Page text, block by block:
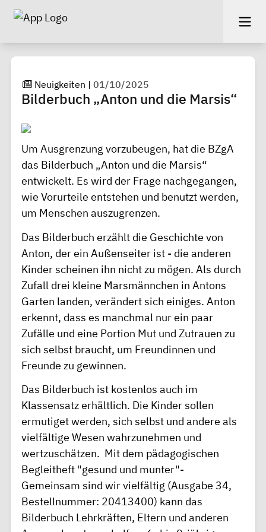
Neuigkeiten |01/10/2025
Bilderbuch „Anton und die Marsis“
Um Ausgrenzung vorzubeugen, hat die BZgA
das Bilderbuch „Anton und die Marsis“
entwickelt. Es wird der Frage nachgegangen,
wie Vorurteile entstehen und benutzt werden,
um Menschen auszugrenzen.
Das Bilderbuch erzählt die Geschichte von
Anton, der ein Außenseiter ist - die anderen
Kinder scheinen ihn nicht zu mögen. Als durch
Zufall drei kleine Marsmännchen in Antons
Garten landen, verändert sich einiges. Anton
erkennt, dass es manchmal nur ein paar
Zufälle und eine Portion Mut und Zutrauen zu
sich selbst braucht, um Freundinnen und
Freunde zu gewinnen.
Das Bilderbuch ist kostenlos auch im
Klassensatz erhältlich. Die Kinder sollen
ermutiget werden, sich selbst und andere als
vielfältige Wesen wahrzunehmen und
wertzuschätzen. Mit dem pädagogischen
Begleitheft "gesund und munter"-
Gemeinsam sind wir vielfältig (Ausgabe 34,
Bestellnummer: 20413400) kann das
Bilderbuch Lehrkräften, Eltern und anderen